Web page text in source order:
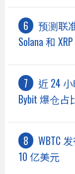
预测联
Solana 和
近 24
Bybit 爆仓占
WBTC
10 亿美元